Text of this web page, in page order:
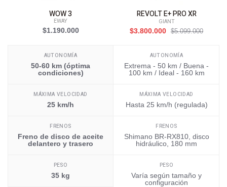
WOW 3
EWAY
$1.190.000
AUTONOMÍA
50-60 km (óptima
condiciones)
MÁXIMA VELOCIDAD
25 km/h
FRENOS
Freno de disco de aceite
delantero y trasero
PESO
35 kg
REVOLT E+ PRO XR
GIANT
$3.800.000
$5.099.000
AUTONOMÍA
Extrema - 50 km / Buena -
100 km / Ideal - 160 km
MÁXIMA VELOCIDAD
Hasta 25 km/h (regulada)
FRENOS
Shimano BR-RX810, disco
hidráulico, 180 mm
PESO
Varía según tamaño y
configuración